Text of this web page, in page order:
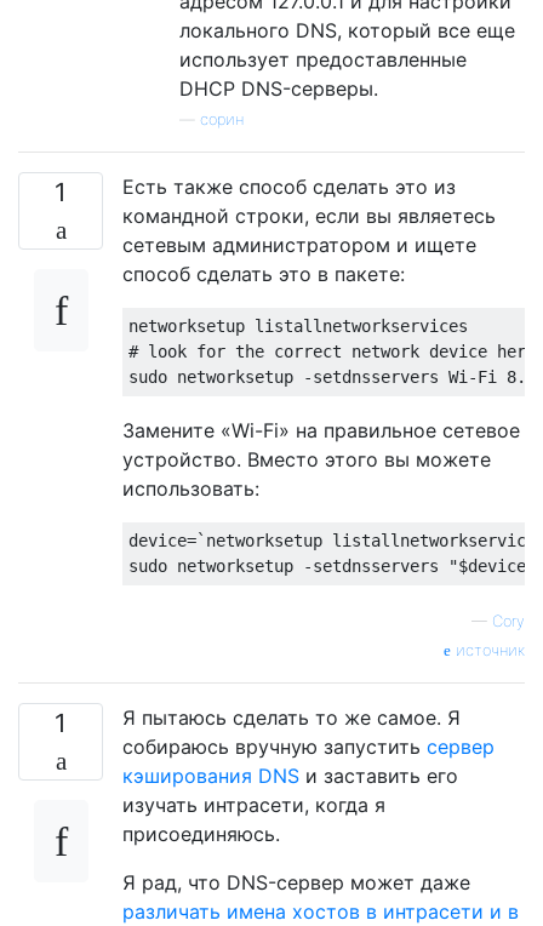
локального DNS, который все еще
использует предоставленные
DHCP DNS-серверы.
сорин
1
Есть также способ сделать это из
командной строки, если вы являетесь
сетевым администратором и ищете
способ сделать это в пакете:
networksetup listallnetworkservices
# look for the correct network device
Замените «Wi-Fi» на правильное сетевое
устройство. Вместо этого вы можете
использовать:
device=`networksetup
— Cory
источник
1
Я пытаюсь сделать то же самое. Я
собираюсь вручную запустить сервер
кэширования DNS и заставить его
изучать интрасети, когда я
присоединяюсь.
Я рад, что DNS-сервер может даже
различать имена хостов в интрасети и в